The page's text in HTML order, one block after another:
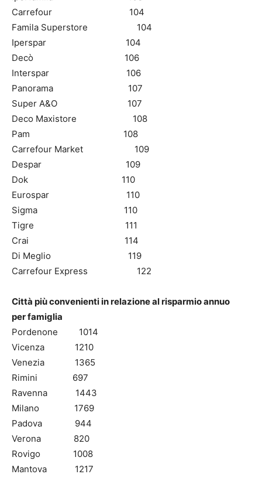
Carrefour 104
Famila Superstore 104
Iperspar 104
Decò 106
Interspar 106
Panorama 107
Super A&O 107
Deco Maxistore 108
Pam 108
Carrefour Market 109
Despar 109
Dok 110
Eurospar 110
Sigma 110
Tigre 111
Crai 114
Di Meglio 119
Carrefour Express 122
Città più convenienti in relazione al risparmio annuo
perfamiglia
Pordenone 1014
Vicenza 1210
Venezia 1365
Rimini 697
Ravenna 1443
Milano 1769
Padova 944
Verona 820
Rovigo 1008
Mantova 1217